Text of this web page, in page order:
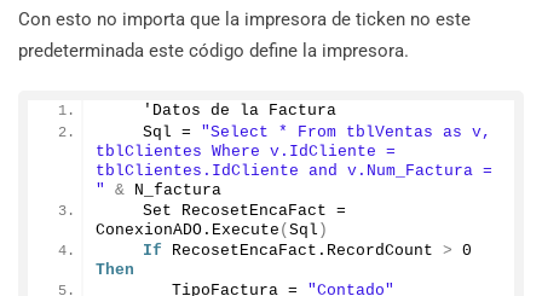
Con esto no importa que la impresora de ticken no este
predeterminada este código define la impresora.
    'Datos de la Factura
    Sql =
"Select * From tblVentas as v,
tblClientes Where v.IdCliente =
tblClientes.IdCliente and v.Num_Factura =
"
& N_factura
    Set RecosetEncaFact =
ConexionADO. Execute (Sql )
If RecosetEncaFact. RecordCount > 0
Then
       TipoFactura =
"Contado"